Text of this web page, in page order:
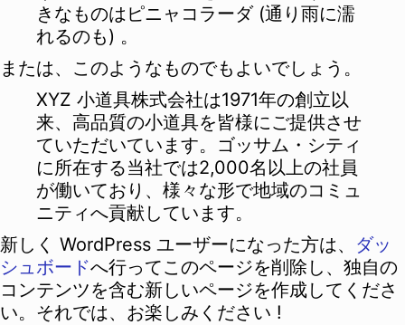
きなものはピニャコラーダ (通り雨に濡
れるのも) 。
または、このようなものでもよいでしょう。
XYZ 小道具株式会社は1971年の創立以
来、高品質の小道具を皆様にご提供させ
ていただいています。ゴッサム・シティ
に所在する当社では2,000名以上の社員
が働いており、様々な形で地域のコミュ
ニティへ貢献しています。
新しく WordPress ユーザーになった方は、 ダッ
シュボードへ行ってこのページを削除し、独自の
コンテンツを含む新しいページを作成してくださ
い。それでは、お楽しみください !